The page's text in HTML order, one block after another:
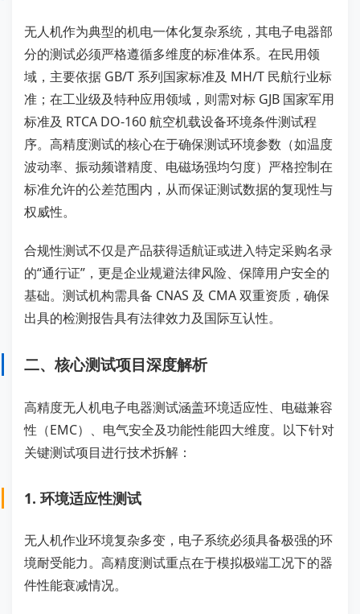
无人机作为典型的机电一体化复杂系统，其电子电器部
分的测试必须严格遵循多维度的标准体系。在民用领
域，主要依据 GB/T 系列国家标准及 MH/T 民航行业标
准；在工业级及特种应用领域，则需对标 GJB 国家军用
标准及 RTCA DO-160 航空机载设备环境条件测试程
序。高精度测试的核心在于确保测试环境参数（如温度
波动率、振动频谱精度、电磁场强均匀度）严格控制在
标准允许的公差范围内，从而保证测试数据的复现性与
权威性。
合规性测试不仅是产品获得适航证或进入特定采购名录
的“通行证”，更是企业规避法律风险、保障用户安全的
基础。测试机构需具备 CNAS 及 CMA 双重资质，确保
出具的检测报告具有法律效力及国际互认性。
二、核心测试项目深度解析
高精度无人机电子电器测试涵盖环境适应性、电磁兼容
性（EMC）、电气安全及功能性能四大维度。以下针对
关键测试项目进行技术拆解：
1. 环境适应性测试
无人机作业环境复杂多变，电子系统必须具备极强的环
境耐受能力。高精度测试重点在于模拟极端工况下的器
件性能衰减情况。